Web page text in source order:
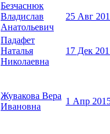
Безчаснюк
Владислав
Анатольевич
25 Авг
Падафет
Наталья
Николаевна
17 Дек
Жувакова Вера
Ивановна
1 Апр